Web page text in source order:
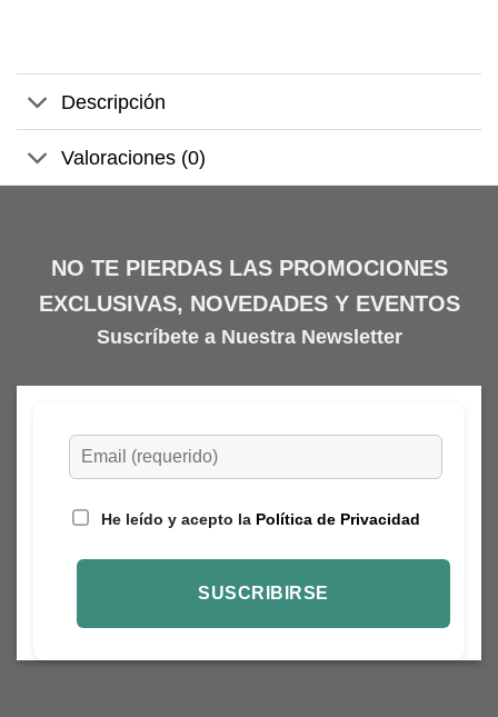
Descripción
Valoraciones (0)
NO TE PIERDAS LAS PROMOCIONES
EXCLUSIVAS, NOVEDADES Y EVENTOS
Suscríbete a Nuestra Newsletter
He leído y acepto la Política de Privacidad